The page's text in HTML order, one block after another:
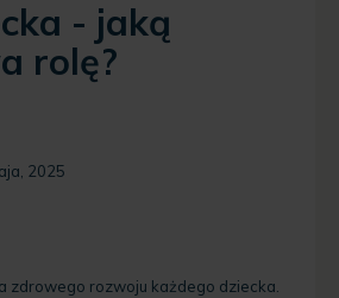
- jaką
rolę?
2025
zdrowego rozwoju każdego dziecka.